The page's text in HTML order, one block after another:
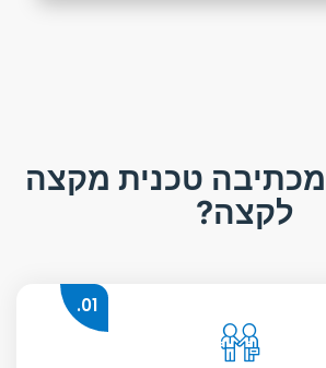
מכתיבה טכנית מקצה
לקצה?